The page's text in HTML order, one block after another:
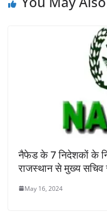
नैफेड के 7 निदेशकों के
राजस्थान से मुख्य सचिव
May 16, 2024